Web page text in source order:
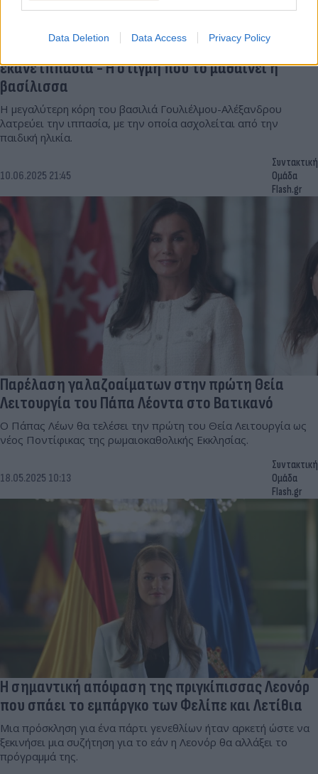
Data Deletion Data Access Privacy Policy
Σοβαρό ατύχημα για την πριγκίπισσα Αμαλία ενώ
έκανε ιππασία - Η στιγμή που το μαθαίνει η
βασίλισσα
Η μεγαλύτερη κόρη του βασιλιά Γουλιέλμου-Αλέξανδρου
λατρεύει την ιππασία, με την οποία ασχολείται από την
παιδική ηλικία.
10.06.2025 21:45
Συντακτική
Ομάδα
Flash.gr
Παρέλαση γαλαζοαίματων στην πρώτη Θεία
Λειτουργία του Πάπα Λέοντα στο Βατικανό
Ο Πάπας Λέων θα τελέσει την πρώτη του Θεία Λειτουργία ως
νέος Ποντίφικας της ρωμαιοκαθολικής Εκκλησίας.
18.05.2025 10:13
Συντακτική
Ομάδα
Flash.gr
Η σημαντική απόφαση της πριγκίπισσας Λεονόρ
που σπάει το εμπάργκο των Φελίπε και Λετίθια
Μια πρόσκληση για ένα πάρτι γενεθλίων ήταν αρκετή ώστε να
ξεκινήσει μια συζήτηση για το εάν η Λεονόρ θα αλλάξει το
πρόγραμμά της.